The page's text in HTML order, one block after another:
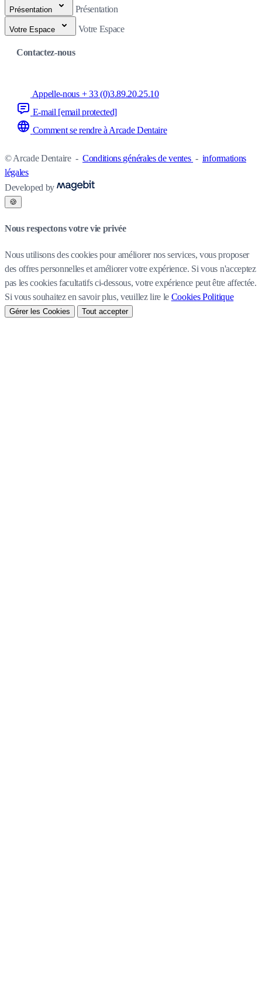
Présentation Présentation
Votre Espace Votre Espace
Contactez-nous
Appelle-nous + 33 (0)3.89.20.25.10
E-mail [email protected]
Comment se rendre à Arcade Dentaire
© Arcade Dentaire - Conditions générales de ventes - informations
légales
Developed by
🍪
Nous respectons votre vie privée
Nous utilisons des cookies pour améliorer nos services, vous proposer
des offres personnelles et améliorer votre expérience. Si vous n'acceptez
pas les cookies facultatifs ci-dessous, votre expérience peut être affectée.
Si vous souhaitez en savoir plus, veuillez lire le Cookies Politique
Gérer les Cookies Tout accepter